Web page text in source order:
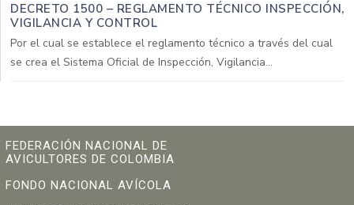
DECRETO 1500 – REGLAMENTO TÉCNICO INSPECCIÓN,
VIGILANCIA Y CONTROL
Por el cual se establece el reglamento técnico a través del cual
se crea el Sistema Oficial de Inspección, Vigilancia...
FEDERACIÓN NACIONAL DE
AVICULTORES DE COLOMBIA
FONDO NACIONAL AVÍCOLA